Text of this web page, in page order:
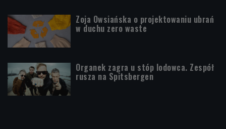
Zoja Owsiańska o projektowaniu ubrań
w duchu zero waste
Organek zagra u stóp lodowca. Zespół
rusza na Spitsbergen